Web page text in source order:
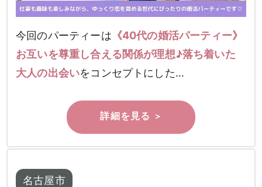
今回のパーティーは 《40代の婚活パーティー》
お互いを尊重し合える関係が理想♪落ち着いた
大人の出会いをコンセプトにした…
名古屋市